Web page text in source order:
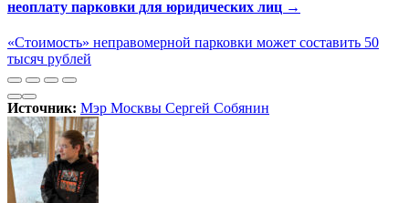
неоплату парковки для юридических лиц →
«Стоимость» неправомерной парковки может составить 50
тысяч рублей
Источник: Мэр Москвы Сергей Собянин